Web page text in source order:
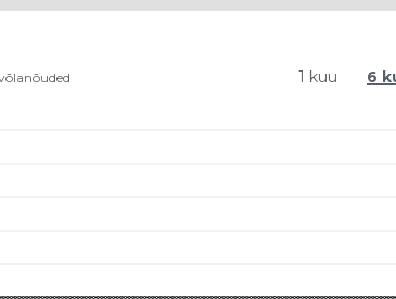
1 kuu 6